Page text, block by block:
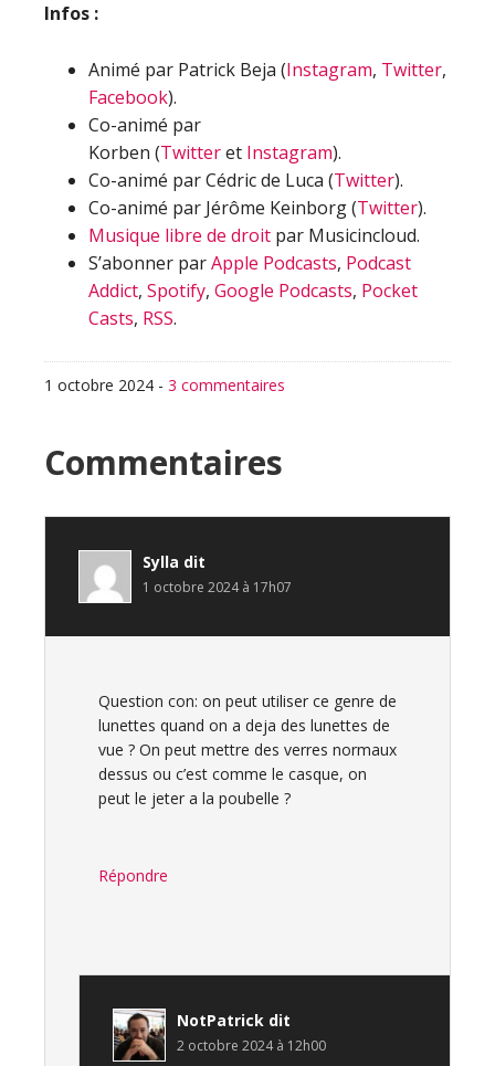
Infos :
Animé par Patrick Beja (Instagram, Twitter,
Facebook).
Co-animé par
Korben (Twitteret Instagram).
Co-animé par Cédric de Luca (Twitter).
Co-animé par Jérôme Keinborg (Twitter).
Musique libre de droit par Musicincloud.
S’abonner parApple Podcasts, Podcast
Addict, Spotify, Google Podcasts, Pocket
Casts, RSS.
1 octobre 2024 - 3 commentaires
Interactions
du
lecteur
Commentaires
Sylla dit
1 octobre 2024 à 17h07
Question con: on peut utiliser ce genre de
lunettes quand on a deja des lunettes de
vue ? On peut mettre des verres normaux
dessus ou c’est comme le casque, on
peut le jeter a la poubelle ?
Répondre
NotPatrick dit
2 octobre 2024 à 12h00